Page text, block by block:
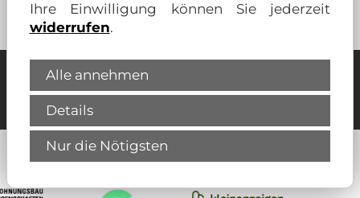
Zurück
Unsere Partner für Ihren Wohn-
Vorteil:
Ihre Einwilligung können Sie jederzeit
widerrufen.
Alle annehmen
Details
Nur die Nötigsten